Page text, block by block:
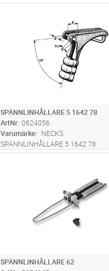
SPÄNNLINHÅLLARE 5 1642 78
ArtNr 0624056
Varumärke
NECKS
SPÄNNLINHÅLLARE 5 1642 78
SPÄNNLINHÅLLARE 62